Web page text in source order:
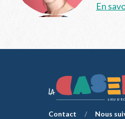
En
Contact / Nous